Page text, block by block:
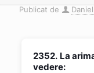
Publicat de
2352. La
vedere: